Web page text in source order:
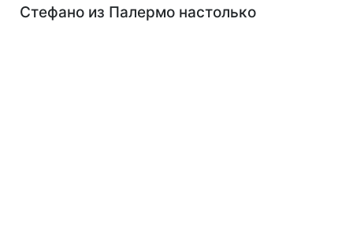
Стефано из Палермо настолько